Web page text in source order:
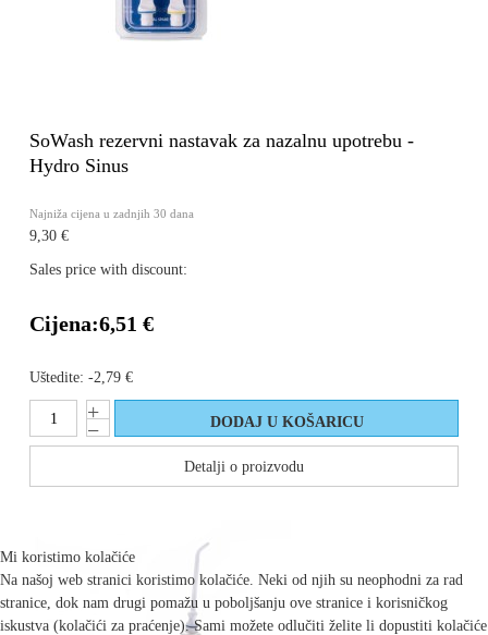
SoWash rezervni nastavak za nazalnu upotrebu -
Hydro Sinus
Najniža cijena u zadnjih 30 dana
9,30 €
Sales price with discount:
Cijena:6,51 €
Uštedite: -2,79 €
Detalji o proizvodu
Mi koristimo kolačiće
Na našoj web stranici koristimo kolačiće. Neki od njih su neophodni za rad
stranice, dok nam drugi pomažu u poboljšanju ove stranice i korisničkog
iskustva (kolačići za praćenje). Sami možete odlučiti želite li dopustiti kolačiće